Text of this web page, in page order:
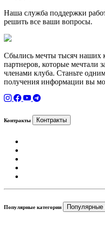
Наша служба поддержки
решить все ваши вопросы.
Сбылись мечты тысяч наших
партнеров, которые мечтали
членами клуба. Станьте
получения информации вы
Контракты Контракты
Популярные категории Популярные